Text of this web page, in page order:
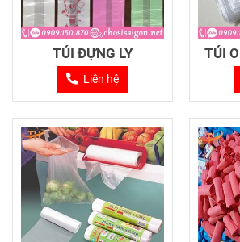
TÚI ĐỰNG LY
Liên hệ
TÚI